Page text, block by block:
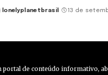
lonelyplanetbrasil 13 de
portal de conteúdo informativo,